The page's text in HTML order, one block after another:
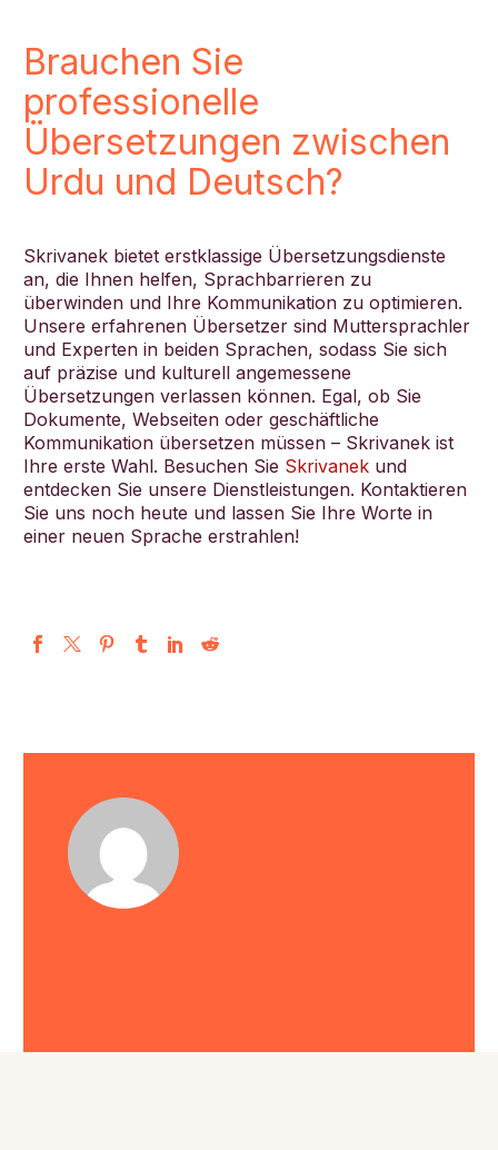
Brauchen Sie
professionelle
Übersetzungen zwischen
Urdu und Deutsch?
Skrivanek bietet erstklassige Übersetzungsdienste
an, die Ihnen helfen, Sprachbarrieren zu
überwinden und Ihre Kommunikation zu optimieren.
Unsere erfahrenen Übersetzer sind Muttersprachler
und Experten in beiden Sprachen, sodass Sie sich
auf präzise und kulturell angemessene
Übersetzungen verlassen können. Egal, ob Sie
Dokumente, Webseiten oder geschäftliche
Kommunikation übersetzen müssen – Skrivanek ist
Ihre erste Wahl. Besuchen Sie Skrivanek und
entdecken Sie unsere Dienstleistungen. Kontaktieren
Sie uns noch heute und lassen Sie Ihre Worte in
einer neuen Sprache erstrahlen!